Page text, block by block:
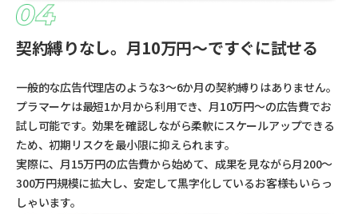
契約縛りなし。月10万円〜ですぐに試せる
一般的な広告代理店のような3〜6か月の契約縛りはありません。
プラマーケは最短1か月から利用でき、月10万円〜の広告費でお
試し可能です。効果を確認しながら柔軟にスケールアップできる
ため、初期リスクを最小限に抑えられます。
実際に、月15万円の広告費から始めて、成果を見ながら月200〜
300万円規模に拡大し、安定して黒字化しているお客様もいらっ
しゃいます。